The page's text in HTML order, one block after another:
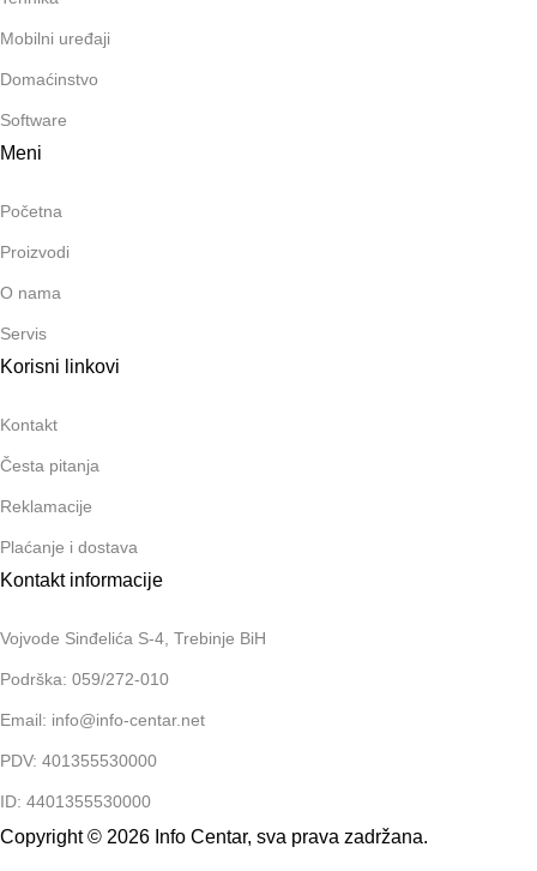
Mobilni uređaji
Domaćinstvo
Software
Meni
Početna
Proizvodi
O nama
Servis
Korisni linkovi
Kontakt
Česta pitanja
Reklamacije
Plaćanje i dostava
Kontakt informacije
Vojvode Sinđelića S-4, Trebinje BiH
Podrška: 059/272-010
Email: info@info-centar.net
PDV: 401355530000
ID: 4401355530000
Copyright © 2026 Info Centar, sva prava zadržana.